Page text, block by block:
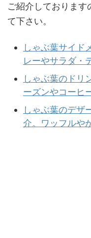
ご紹介しておりま
て下さい。
しゃぶ葉サイド
レーやサラダ・
しゃぶ葉のドリ
ーズンやコーヒ
しゃぶ葉のデザ
介。ワッフルや